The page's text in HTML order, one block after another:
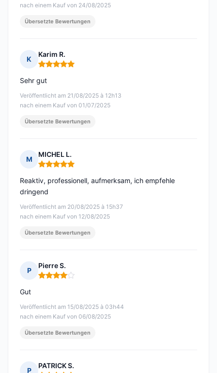
nach einem Kauf von 24/08/2025
Übersetzte Bewertungen
K
Karim R.
Hinweis: 5 von 5
Veröffentlicht am 21/08/2025 à 12h13
nach einem Kauf von 01/07/2025
Sehr gut
Übersetzte Bewertungen
M
MICHEL L.
Hinweis: 5 von 5
Veröffentlicht am 20/08/2025 à 15h37
nach einem Kauf von 12/08/2025
Reaktiv, professionell, aufmerksam, ich empfehle
dringend
Übersetzte Bewertungen
P
Pierre S.
Hinweis: 4 von 5
Veröffentlicht am 15/08/2025 à 03h44
nach einem Kauf von 06/08/2025
Gut
Übersetzte Bewertungen
P
PATRICK S.